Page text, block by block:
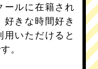
ールに在籍され
きな時間好き
いただけると
。